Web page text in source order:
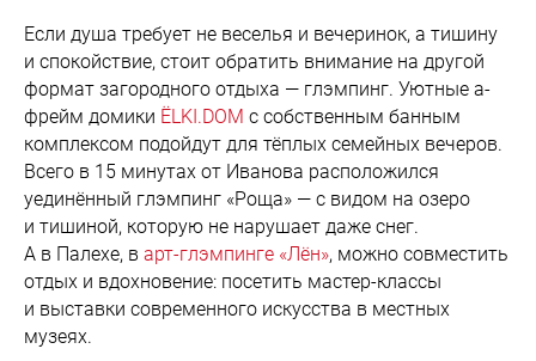
Если душа требует не веселья и вечеринок, а тишину
и спокойствие, стоит обратить внимание на другой
формат загородного отдыха — глэмпинг. Уютные а-
фрейм домики ЁLKI.DOM с собственным банным
комплексом подойдут для тёплых семейных вечеров.
Всего в 15 минутах от Иванова расположился
уединённый глэмпинг «Роща» — с видом на озеро
и тишиной, которую не нарушает даже снег.
А в Палехе, в арт-глэмпинге «Лён», можно совместить
отдых и вдохновение: посетить мастер-классы
и выставки современного искусства в местных
музеях.